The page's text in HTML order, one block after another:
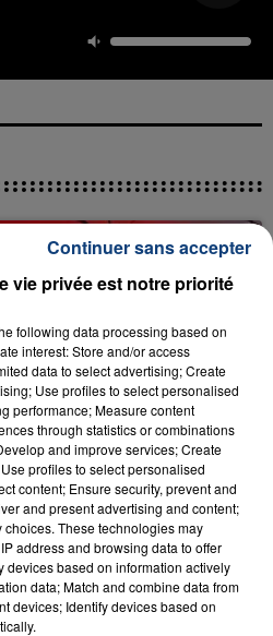
LENS : UNE FEMME ET
VIE ET LA...
par le feu après avoir
et leur bébé de trois mois
vie privée est notre priorité
following data processing based on
interest: Store and/or access
data to select advertising; Create
Use profiles to select personalised
performance; Measure content
through statistics or combinations
and improve services; Create
profiles to select personalised
content; Ensure security, prevent and
and present advertising and content;
These technologies may
address and browsing data to offer
devices based on information actively
data; Match and combine data from
devices; Identify devices based on
Continuer sans accepter